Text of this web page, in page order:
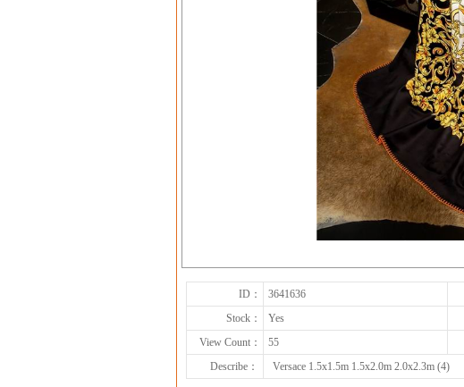
ID： 3641636
Stock：
Yes
View Count：
55
Describe：
Versace 1.5x1.5m 1.5x2.0m 2.0x2.3m (4)